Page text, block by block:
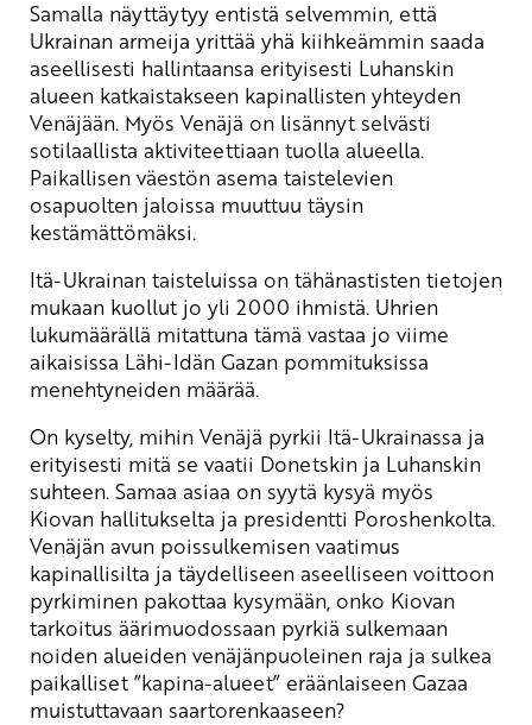
Samalla näyttäytyy entistä selvemmin, että
Ukrainan armeija yrittää yhä kiihkeämmin saada
aseellisesti hallintaansa erityisesti Luhanskin
alueen katkaistakseen kapinallisten yhteyden
Venäjään. Myös Venäjä on lisännyt selvästi
sotilaallista aktiviteettiaan tuolla alueella.
Paikallisen väestön asema taistelevien
osapuolten jaloissa muuttuu täysin
kestämättömäksi.
Itä-Ukrainan taisteluissa on tähänastisten tietojen
mukaan kuollut jo yli 2000 ihmistä. Uhrien
lukumäärällä mitattuna tämä vastaa jo viime
aikaisissa Lähi-Idän Gazan pommituksissa
menehtyneiden määrää.
On kyselty, mihin Venäjä pyrkii Itä-Ukrainassa ja
erityisesti mitä se vaatii Donetskin ja Luhanskin
suhteen. Samaa asiaa on syytä kysyä myös
Kiovan hallitukselta ja presidentti Poroshenkolta.
Venäjän avun poissulkemisen vaatimus
kapinallisilta ja täydelliseen aseelliseen voittoon
pyrkiminen pakottaa kysymään, onko Kiovan
tarkoitus äärimuodossaan pyrkiä sulkemaan
noiden alueiden venäjänpuoleinen raja ja sulkea
paikalliset ”kapina-alueet” eräänlaiseen Gazaa
muistuttavaan saartorenkaaseen?